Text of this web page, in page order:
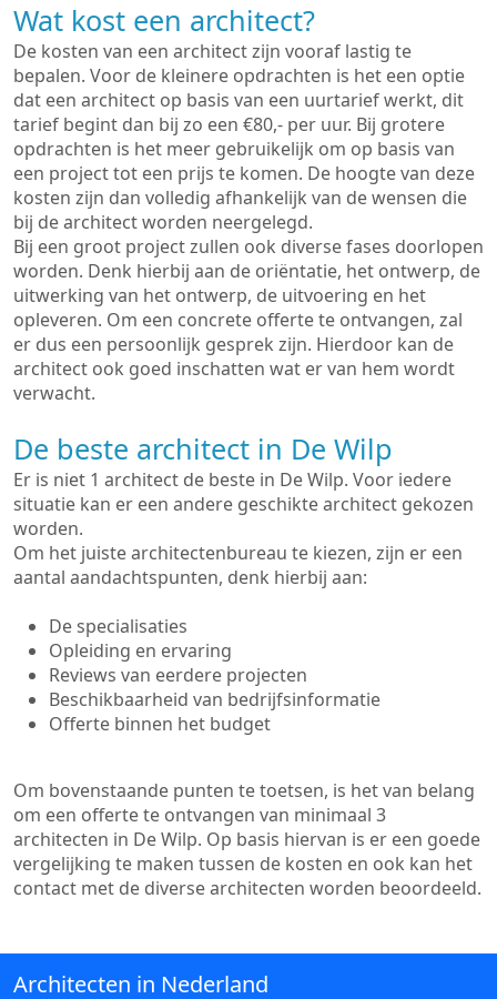
Wat kost een architect?
De kosten van een architect zijn vooraf lastig te
bepalen. Voor de kleinere opdrachten is het een optie
dat een architect op basis van een uurtarief werkt, dit
tarief begint dan bij zo een €80,- per uur. Bij grotere
opdrachten is het meer gebruikelijk om op basis van
een project tot een prijs te komen. De hoogte van deze
kosten zijn dan volledig afhankelijk van de wensen die
bij de architect worden neergelegd.
Bij een groot project zullen ook diverse fases doorlopen
worden. Denk hierbij aan de oriëntatie, het ontwerp, de
uitwerking van het ontwerp, de uitvoering en het
opleveren. Om een concrete offerte te ontvangen, zal
er dus een persoonlijk gesprek zijn. Hierdoor kan de
architect ook goed inschatten wat er van hem wordt
verwacht.
De beste architect in De Wilp
Er is niet 1 architect de beste in De Wilp. Voor iedere
situatie kan er een andere geschikte architect gekozen
worden.
Om het juiste architectenbureau te kiezen, zijn er een
aantal aandachtspunten, denk hierbij aan:
De specialisaties
Opleiding en ervaring
Reviews van eerdere projecten
Beschikbaarheid van bedrijfsinformatie
Offerte binnen het budget
Om bovenstaande punten te toetsen, is het van belang
om een offerte te ontvangen van minimaal 3
architecten in De Wilp. Op basis hiervan is er een goede
vergelijking te maken tussen de kosten en ook kan het
contact met de diverse architecten worden beoordeeld.
Architecten in Nederland